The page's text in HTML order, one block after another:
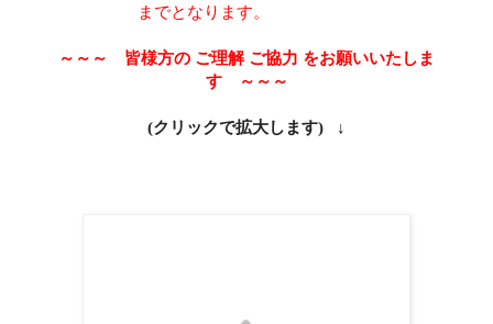
までとなります。
～～～ 皆様方の ご理解 ご協力 をお願いいたしま
す ～～～
(クリックで拡大します) ↓